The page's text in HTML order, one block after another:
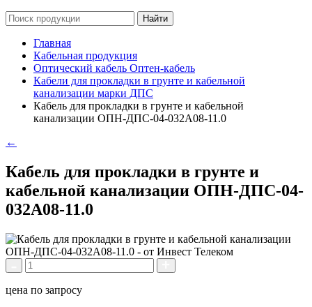
Главная
Кабельная продукция
Оптический кабель Оптен-кабель
Кабели для прокладки в грунте и кабельной
канализации марки ДПС
Кабель для прокладки в грунте и кабельной
канализации ОПН-ДПС-04-032А08-11.0
←
Кабель для прокладки в грунте и
кабельной канализации ОПН-ДПС-04-
032А08-11.0
цена по запросу